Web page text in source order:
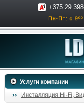
+375 29
Пн-Пт: с 9ºº
Услуги компании
Инсталляция Hi-Fi,